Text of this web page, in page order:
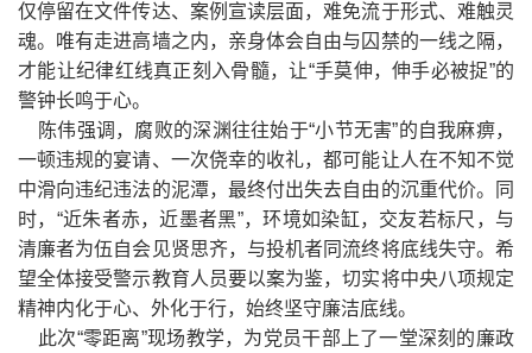
仅停留在文件传达、案例宣读层面，难免流于形式、难触灵
魂。唯有走进高墙之内，亲身体会自由与囚禁的一线之隔，
才能让纪律红线真正刻入骨髓，让“手莫伸，伸手必被捉”的
警钟长鸣于心。
陈伟强调，腐败的深渊往往始于“小节无害”的自我麻痹，
一顿违规的宴请、一次侥幸的收礼，都可能让人在不知不觉
中滑向违纪违法的泥潭，最终付出失去自由的沉重代价。同
时，“近朱者赤，近墨者黑”，环境如染缸，交友若标尺，与
清廉者为伍自会见贤思齐，与投机者同流终将底线失守。希
望全体接受警示教育人员要以案为鉴，切实将中央八项规定
精神内化于心、外化于行，始终坚守廉洁底线。
此次“零距离”现场教学，为党员干部上了一堂深刻的廉政